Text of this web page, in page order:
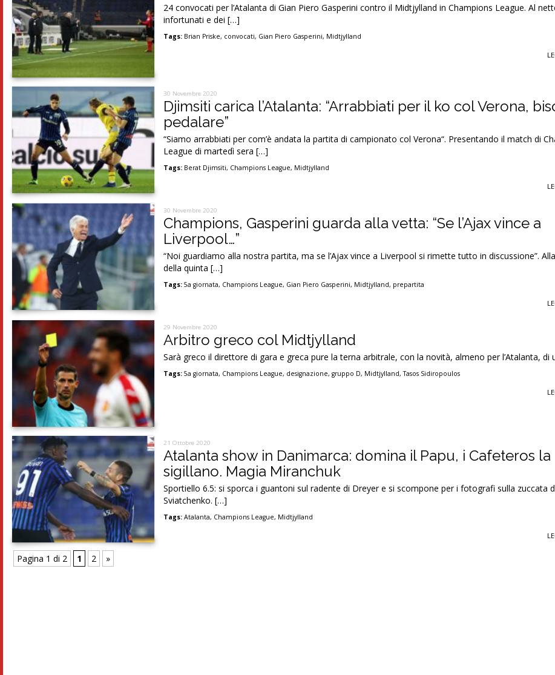
24 convocati per l’Atalanta di Gian Piero Gasperini contro il Midtjylland in Champions League. Al
infortunati e dei […]
Tags: Brian Priske, convocati, Gian Piero Gasperini, Midtjylland
30 Novembre 2020
Djimsiti carica l’Atalanta: “Arrabbiati per il ko col Verona,
pedalare”
“Siamo arrabbiati per com’è andata la partita di campionato col Verona“. Presentando il match di
League di martedì sera […]
Tags: Berat Djimsiti, Champions League, Midtjylland
30 Novembre 2020
Champions, Gasperini guarda alla vetta: “Se l’Ajax vince a
Liverpool…”
“Noi guardiamo alla nostra partita, ma se l’Ajax vince a Liverpool si rimette tutto in discussione”.
della quinta […]
Tags: 5a giornata, Champions League, Gian Piero Gasperini, Midtjylland, prepartita
29 Novembre 2020
Arbitro greco col Midtjylland
Sarà greco il direttore di gara e greca pure la terna arbitrale, con la novità, almeno per l’Atalanta, di
Tags: 5a giornata, Champions League, designazione,gruppo D, Midtjylland,Tasos Sidiropoulos
21 Ottobre 2020
Atalanta show in Danimarca: domina il Papu, i Cafeteros la
sigillano. Magia Miranchuk
Sportiello 6.5: si sporca i guantoni sul radente di Dreyer e si scompone per i fotografi sulla zuccata
Sviatchenko. […]
Tags: Atalanta, Champions League, Midtjylland
Pagina 1 di 2 1 2 »